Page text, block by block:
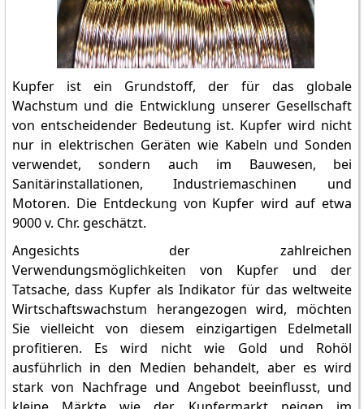
Kupfer ist ein Grundstoff, der für das globale
Wachstum und die Entwicklung unserer Gesellschaft
von entscheidender Bedeutung ist. Kupfer wird nicht
nur in elektrischen Geräten wie Kabeln und Sonden
verwendet, sondern auch im Bauwesen, bei
Sanitärinstallationen, Industriemaschinen und
Motoren. Die Entdeckung von Kupfer wird auf etwa
9000 v. Chr. geschätzt.
Angesichts der zahlreichen
Verwendungsmöglichkeiten von Kupfer und der
Tatsache, dass Kupfer als Indikator für das weltweite
Wirtschaftswachstum herangezogen wird, möchten
Sie vielleicht von diesem einzigartigen Edelmetall
profitieren. Es wird nicht wie Gold und Rohöl
ausführlich in den Medien behandelt, aber es wird
stark von Nachfrage und Angebot beeinflusst, und